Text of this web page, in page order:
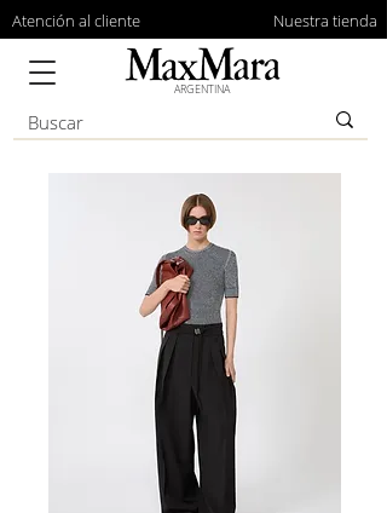
Atención al cliente Nuestra tienda
ARGENTINA